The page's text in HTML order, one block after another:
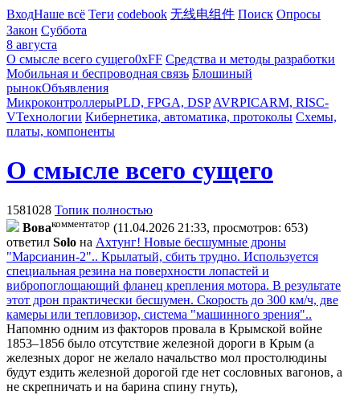
ВходНаше всё Теги codebook 无线电组件 Поиск Опросы
Закон Суббота
8 августа
О смысле всего сущего0xFF Средства и методы разработки
Мобильная и беспроводная связь Блошиный
рынокОбъявления
МикроконтроллерыPLD, FPGA, DSP AVRPICARM, RISC-
VТехнологии Кибернетика, автоматика, протоколы Схемы,
платы, компоненты
О смысле всего сущего
1581028 Топик полностью
Boвaкомментатор (11.04.2026 21:33, просмотров: 653)
ответил Solo на Ахтунг! Новые бесшумные дроны
"Марсианин-2".. Крылатый, сбить трудно. Используется
специальная резина на поверхности лопастей и
вибропоглощающий фланец крепления мотора. В результате
этот дрон практически бесшумен. Скорость до 300 км/ч, две
камеры или тепловизор, система "машинного зрения"..
Напомню одним из факторов провала в Крымской войне
1853–1856 было отсутствие железной дороги в Крым (а
железных дорог не желало начальство мол простолюдины
будут ездить железной дорогой где нет сословных вагонов, а
не скрепничать и на барина спину гнуть),